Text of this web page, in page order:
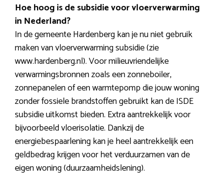
Hoe hoog is de subsidie voor vloerverwarming
in Nederland?
In de gemeente Hardenberg kan je nu niet gebruik
maken van vloerverwarming subsidie (zie
www.hardenberg.nl). Voor milieuvriendelijke
verwarmingsbronnen zoals een zonneboiler,
zonnepanelen of een warmtepomp die jouw woning
zonder fossiele brandstoffen gebruikt kan de ISDE
subsidie uitkomst bieden. Extra aantrekkelijk voor
bijvoorbeeld vloerisolatie. Dankzij de
energiebespaarlening kan je heel aantrekkelijk een
geldbedrag krijgen voor het verduurzamen van de
eigen woning (duurzaamheidslening).